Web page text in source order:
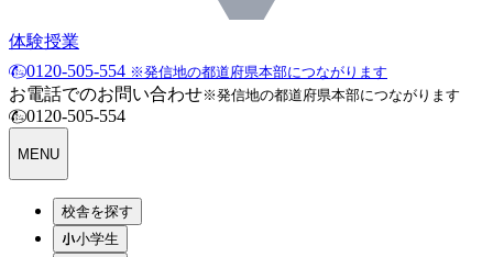
体験授業
0120-505-554 ※発信地の都道府県本部につながります
お電話でのお問い合わせ※発信地の都道府県本部につながります
0120-505-554
MENU
校舎を探す
小学生